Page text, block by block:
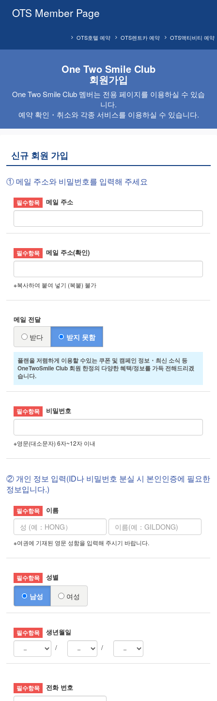
OTS Member Page
OTS액티비티 예약
OTS렌트카 예약
OTS호텔 예약
One Two Smile Club
회원가입
One Two Smile Club 멤버는 전용 페이지를 이용하실 수 있습
니다.
예약 확인・취소와 각종 서비스를 이용하실 수 있습니다.
신규 회원 가입
① 메일 주소와 비밀번호를 입력해 주세요
메일 주소
메일 주소(확인)
※복사하여 붙여 넣기 (복붙) 불가
메일 전달
받다 받지 못함
플랜을 저렴하게 이용할 수있는 쿠폰 및 캠페인 정보・최신 소식 등
OneTwoSmile Club 회원 한정의 다양한 혜택/정보를 가득 전해드리겠
습니다.
비밀번호
※영문(대소문자) 6자~12자 이내
② 개인 정보 입력(ID나 비밀번호 분실 시 본인인증에 필요한
정보입니다.)
이름
※여권에 기재된 영문 성함을 입력해 주시기 바랍니다.
성별
남성 여성
생년월일
/
/
전화 번호